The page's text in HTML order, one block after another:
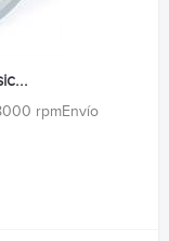
rpmEnvío